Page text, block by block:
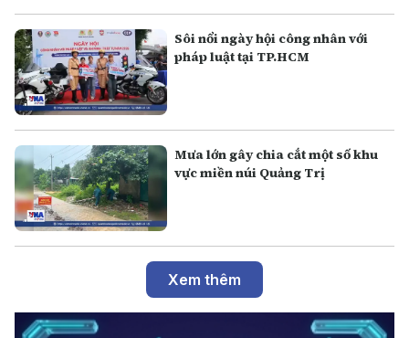
Sôi nổi ngày hội công nhân với
pháp luật tại TP.HCM
Mưa lớn gây chia cắt một số khu
vực miền núi Quảng Trị
Xem thêm